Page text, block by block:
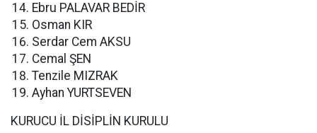
Ebru PALAVAR BEDİR
Osman KIR
Serdar Cem AKSU
Cemal ŞEN
Tenzile MIZRAK
Ayhan YURTSEVEN
KURUCU İL DİSİPLİN KURULU